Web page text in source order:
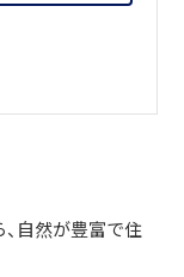
自然が豊富で住